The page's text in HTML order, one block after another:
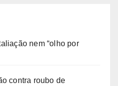
nem “olho por
contra roubo de